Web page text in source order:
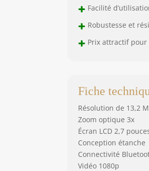
+ Facilité
+ Robustesse et
+ Prix attractif
Fiche
Résolution de 13,2
Zoom optique 3x
Écran LCD 2,7
Conception étanche
Connectivité
Vidéo 1080p